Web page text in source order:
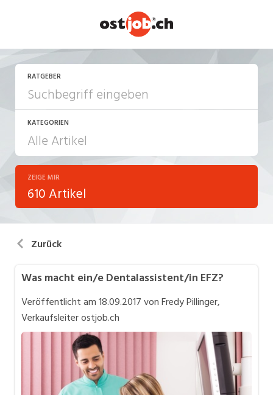
RATGEBER
KATEGORIEN
Arbeiten in der Schweiz
Arbeitsalltag
Bewerbung
In eigener Sache
Job-Coach
Job-Storys
Job-Tipps
ZEIGE MIR
610 Artikel
Zurück
Was macht ein/e Dentalassistent/in EFZ?
Veröffentlicht am18.09.2017von Fredy Pillinger,
Verkaufsleiter ostjob.ch